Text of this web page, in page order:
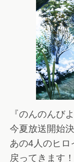
『のんのんび
今夏放送開始決
あの4人のヒロ
戻ってきます！